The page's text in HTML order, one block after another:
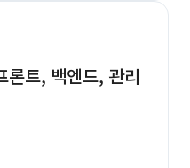
론트, 백엔드, 관리